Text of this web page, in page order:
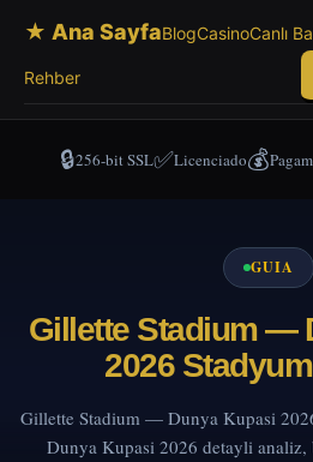
★ Ana SayfaBlogCasinoCanlı
Rehber
🔒256-bit SSL✅Licenciado💰
GUIA
Gillette Stadium —
2026
Gillette Stadium — Dunya Kupasi
Dunya Kupasi 2026 detayli analiz,